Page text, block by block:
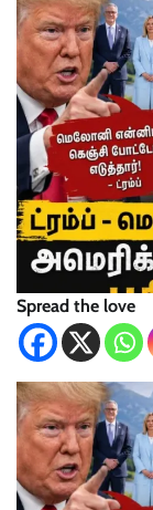
Spread the love